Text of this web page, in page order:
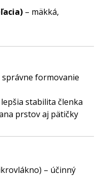
– mäkká,
formovanie
stabilita členka
prstov aj pätičky
– účinný